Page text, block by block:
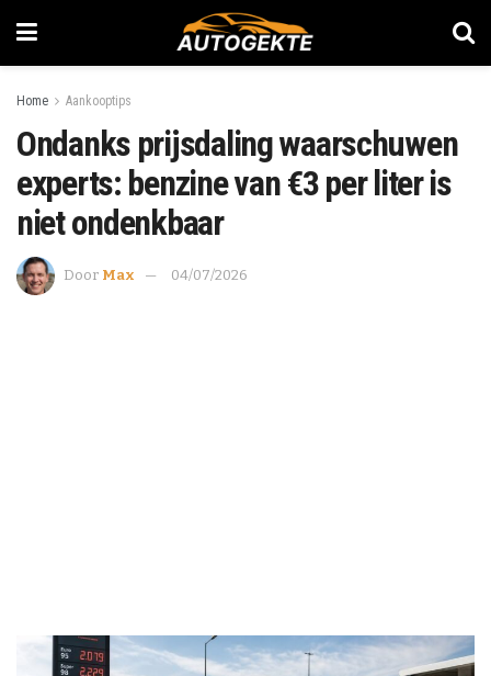
Home Aankooptips
Ondanks prijsdaling waarschuwen
experts: benzine van €3 per liter is
niet ondenkbaar
Door Max 04/07/2026